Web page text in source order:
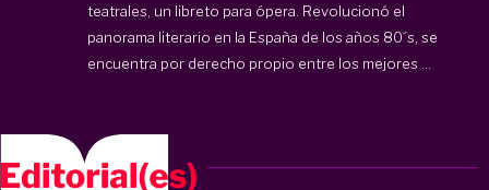
teatrales, un libreto para ópera. Revolucionó el
panorama literario en la España de los años 80´s, se
encuentra por derecho propio entre los mejores ...